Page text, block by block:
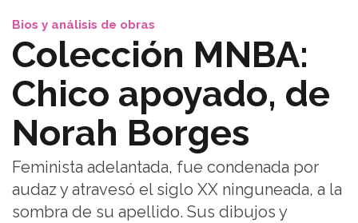
Bios y análisis de obras
Colección MNBA:
Chico apoyado, de
Norah Borges
Feminista adelantada, fue condenada por
audaz y atravesó el siglo XX ninguneada, a la
sombra de su apellido. Sus dibujos y